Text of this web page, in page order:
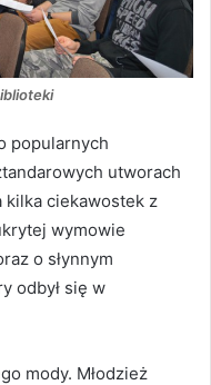
popularnych
utworach
kilka ciekawostek z
wymowie
o słynnym
odbył się w
mody. Młodzież